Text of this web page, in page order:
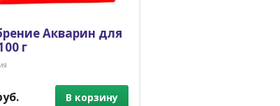
Акварин для
г
В корзину